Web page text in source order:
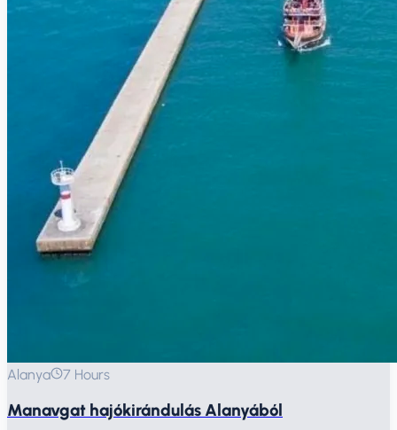
Alanya 7 Hours
Manavgat hajókirándulás Alanyából